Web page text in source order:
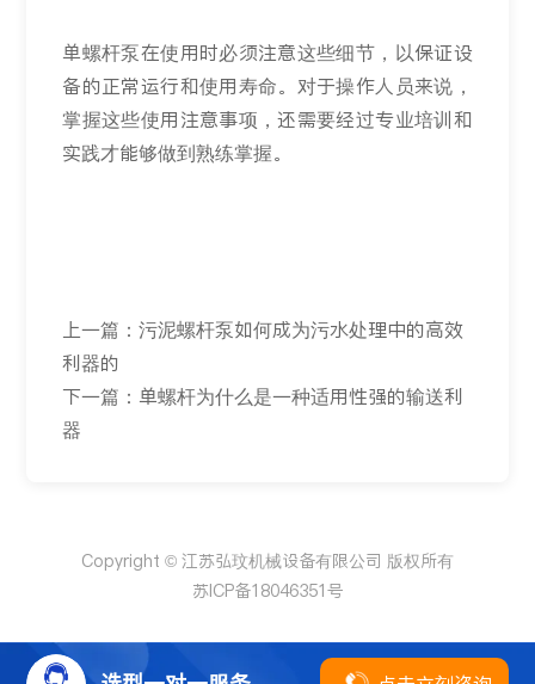
单螺杆泵在使用时必须注意这些细节，以保证设
备的正常运行和使用寿命。对于操作人员来说，
掌握这些使用注意事项，还需要经过专业培训和
实践才能够做到熟练掌握。
上一篇：污泥螺杆泵如何成为污水处理中的高效
利器的
下一篇：单螺杆为什么是一种适用性强的输送利
器
Copyright © 江苏弘玟机械设备有限公司 版权所有
苏ICP备18046351号